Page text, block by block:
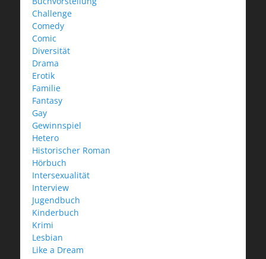
Challenge
Comedy
Comic
Diversität
Drama
Erotik
Familie
Fantasy
Gay
Gewinnspiel
Hetero
Historischer Roman
Hörbuch
Intersexualität
Interview
Jugendbuch
Kinderbuch
Krimi
Lesbian
Like a Dream